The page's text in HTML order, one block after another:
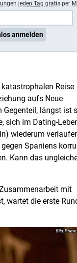
jeden Tag gratis per
anmelden
Reise
aufs Neue
längst ist
sich im Dating-
wiederum
Spaniens
Kann das
mit
wartet die erste
Prime